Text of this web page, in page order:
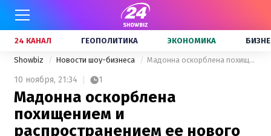
24 КАНАЛ ГЕОПОЛИТИКА ЭКОНОМИКА
Showbiz Новости шоу-бизнеса Мадонна оскорблена похищением и распространением ее нового трека в Интернете
10 ноября, 21:34 1
Мадонна оскорблена
похищением и
распространением ее нового